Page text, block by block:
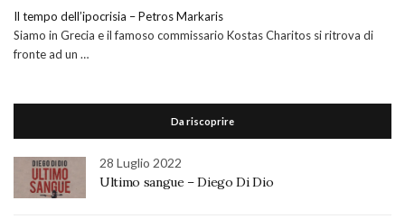
Il tempo dell’ipocrisia – Petros Markaris
Siamo in Grecia e il famoso commissario Kostas Charitos si ritrova di
fronte ad un …
Da riscoprire
28 Luglio 2022
Ultimo sangue – Diego Di Dio